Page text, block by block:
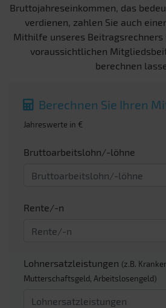
Bruttojahreseinkommen, das
verdienen, zahlen Sie auch
Mithilfe unseres Beitragsrechners
voraussichtlichen
berechnen
Berechnen Sie Ihren
Jahreswerte in €
Bruttoarbeitslohn/-löhne
Rente/-n
Lohnersatzleistungen (z.B.
Mutterschaftsgeld, Arbeitslosengeld)